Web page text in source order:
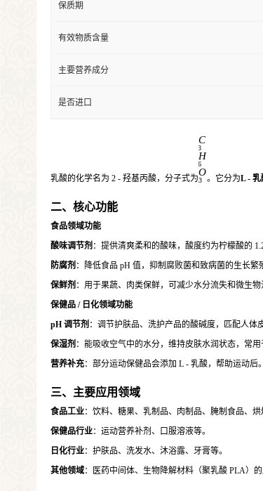
保质期
有效物质含量
主要营养成分
是否进口
乳酸的化学名为 2 - 羟基丙酸，分子式为
C
3
H
6
O
3 。它分为L - 乳
二、核心功能
食品领域功能
酸味调节剂 ：提供清爽柔和的酸味，酸度约为柠檬酸的
防腐剂 ：降低食品 pH 值，抑制腐败菌和致病菌的生长繁
保鲜剂 ：用于果蔬、肉类保鲜，可减少水分流失和微生物
保健品 / 日化领域功能
pH 调节剂 ：调节护肤品、洗护产品的酸碱度，匹配人体
保湿剂 ：能吸收空气中的水分，维持皮肤水润状态，常用
营养补充：部分运动保健品会添加 L - 乳酸，帮助运动后。
三、主要应用领域
食品工业：饮料、糖果、乳制品、肉制品、腌制食品、烘
保健品行业：运动营养补剂、口服溶液等。
日化行业：护肤品、洗发水、沐浴露、牙膏等。
其他领域：医药中间体、生物降解材料（聚乳酸 PLA）的